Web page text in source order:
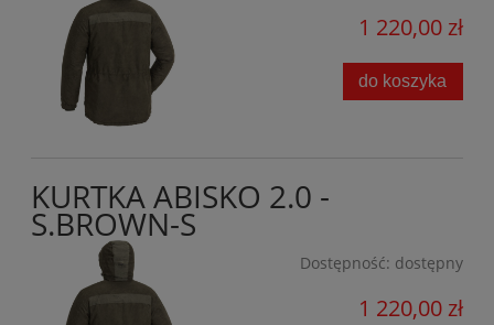
1 220,00 zł
do koszyka
KURTKA ABISKO 2.0 -
S.BROWN-S
Dostępność: dostępny
1 220,00 zł